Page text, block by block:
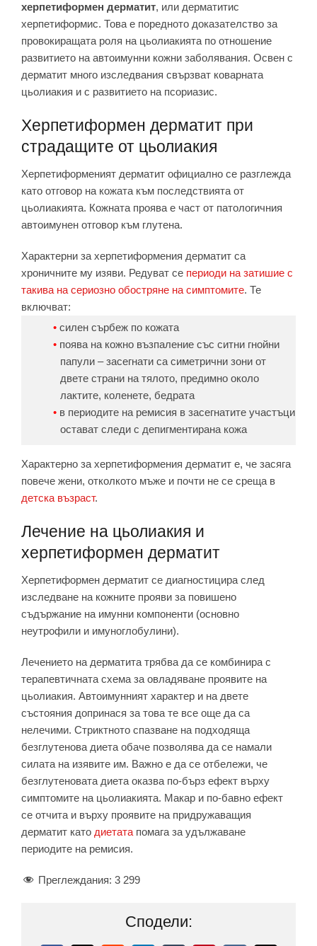
херпетиформен дерматит, или дерматитис
херпетиформис. Това е поредното доказателство за
провокиращата роля на цьолиакията по отношение
развитието на автоимунни кожни заболявания. Освен с
дерматит много изследвания свързват коварната
цьолиакия и с развитието на псориазис.
Херпетиформен дерматит при
страдащите от цьолиакия
Херпетиформеният дерматит официално се разглежда
като отговор на кожата към последствията от
цьолиакията. Кожната проява е част от патологичния
автоимунен отговор към глутена.
Характерни за херпетиформения дерматит са
хроничните му изяви. Редуват се периоди на затишие с
такива на сериозно обостряне на симптомите. Те
включват:
силен сърбеж по кожата
поява на кожнo възпаление със ситни гнойни
папули – засегнати са симетрични зони от
двете страни на тялото, предимно около
лактите, коленете, бедрата
в периодите на ремисия в засегнатите участъци
остават следи с депигментирана кожа
Характерно за херпетиформения дерматит е, че засяга
повече жени, отколкото мъже и почти не се среща в
детска възраст.
Лечение на цьолиакия и
херпетиформен дерматит
Херпетиформен дерматит се диагностицира след
изследване на кожните прояви за повишено
съдържание на имунни компоненти (основно
неутрофили и имуноглобулини).
Лечението на дерматита трябва да се комбинира с
терапевтичната схема за овладяване проявите на
цьолиакия. Автоимунният характер и на двете
състояния допринася за това те все още да са
нелечими. Стриктното спазване на подходяща
безглутенова диета обаче позволява да се намали
силата на изявите им. Важно е да се отбележи, че
безглутеновата диета оказва по-бърз ефект върху
симптомите на цьолиакията. Макар и по-бавно ефект
се отчита и върху проявите на придружаващия
дерматит като диетата помага за удължаване
периодите на ремисия.
Преглеждания: 3 299
Сподели: